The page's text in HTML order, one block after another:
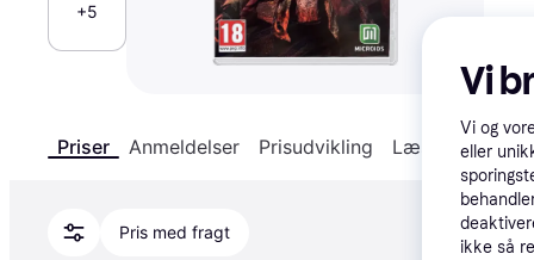
+5
Priser Anmeldelser Prisudvikling Læs om
Pris med fragt
Vi
Vi og
eller
ikke så